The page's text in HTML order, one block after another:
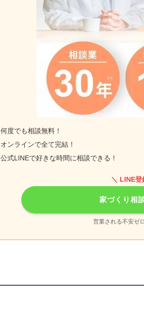
何度でも相談無料！
オンラインで全て完結！
公式LINEで好きな時間に相談できる！
＼ LINE登
家づくり相
営業される不安ゼ